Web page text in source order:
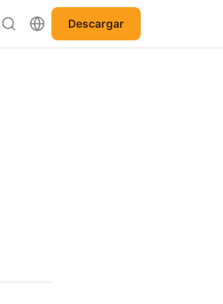
Descargar